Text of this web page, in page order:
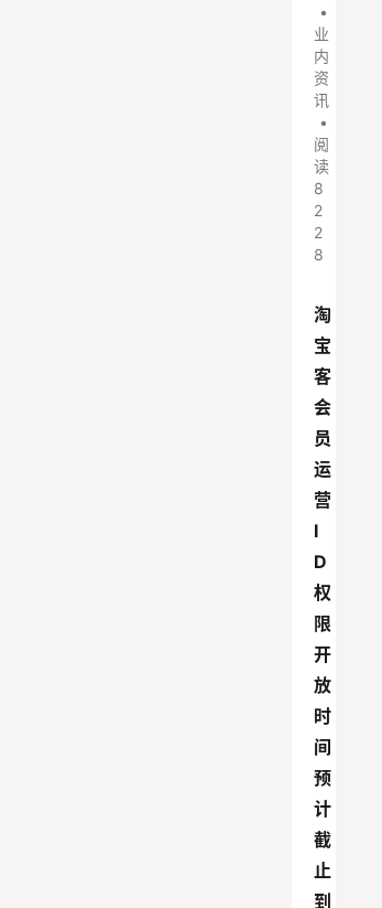
•
业
内
资
讯
•
阅
读
8
2
2
8
淘
宝
客
会
员
运
营
I
D
权
限
开
放
时
间
预
计
截
止
到